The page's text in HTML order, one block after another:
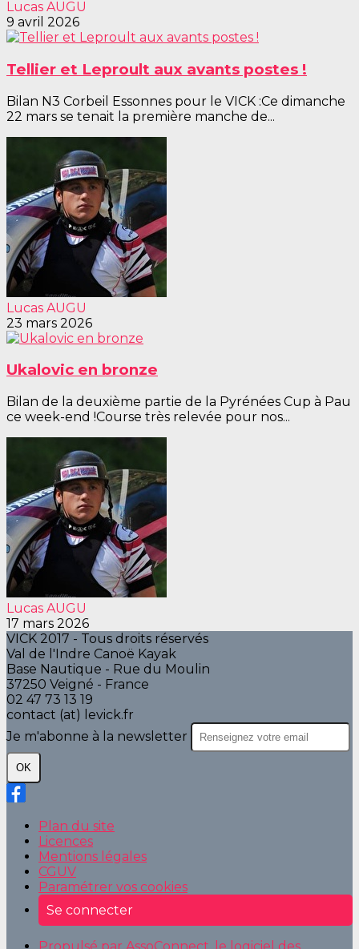
Lucas AUGU
9 avril 2026
Tellier et Leproult aux avants postes !
Bilan N3 Corbeil Essonnes pour le VICK :Ce dimanche
22 mars se tenait la première manche de...
Lucas AUGU
23 mars 2026
Ukalovic en bronze
Bilan de la deuxième partie de la Pyrénées Cup à Pau
ce week-end !Course très relevée pour nos...
Lucas AUGU
17 mars 2026
VICK 2017 - Tous droits réservés
Val de l'Indre Canoë Kayak
Base Nautique - Rue du Moulin
37250 Veigné - France
02 47 73 13 19
contact (at) levick.fr
Je m'abonne à la newsletter
OK
Plan du site
Licences
Mentions légales
CGUV
Paramétrer vos cookies
Se connecter